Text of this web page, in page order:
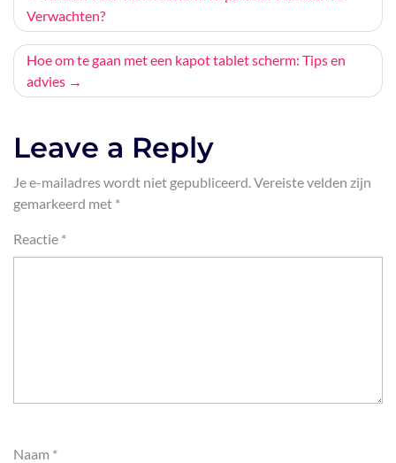
navigatie
Verwachten?
Hoe om te gaan met een kapot tablet scherm: Tips en
advies
Leave a Reply
Je e-mailadres wordt niet gepubliceerd.Vereiste velden zijn
gemarkeerd met *
Reactie *
Naam *